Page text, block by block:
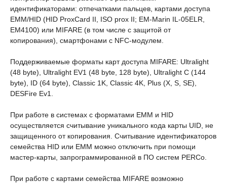
идентификаторами: отпечатками пальцев, картами доступа
EMM/HID (HID ProxCard II, ISO prox II; EM-Marin IL-05ELR,
ЕМ4100) или MIFARE (в том числе с защитой от
копирования), смартфонами с NFC-модулем.
Поддерживаемые форматы карт доступа MIFARE: Ultralight
(48 byte), Ultralight EV1 (48 byte, 128 byte), Ultralight C (144
byte), ID (64 byte), Classic 1K, Classic 4K, Plus (X, S, SE),
DESFire Ev1.
При работе в системах с форматами EMM и HID
осуществляется считывание уникального кода карты UID, не
защищенного от копирования. Считывание идентификаторов
семейства HID или EMM можно отключить при помощи
мастер-карты, запрограммированной в ПО систем PERCo.
При работе с картами семейства MIFARE возможно